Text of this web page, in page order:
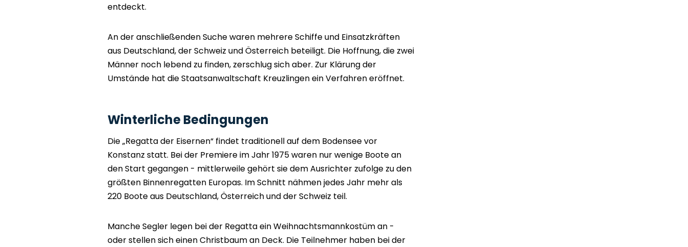
entdeckt.
An der anschließenden Suche waren mehrere Schiffe und Einsatzkräften
aus Deutschland, der Schweiz und Österreich beteiligt. Die Hoffnung, die zwei
Männer noch lebend zu finden, zerschlug sich aber. Zur Klärung der
Umstände hat die Staatsanwaltschaft Kreuzlingen ein Verfahren eröffnet.
Winterliche Bedingungen
Die „Regatta der Eisernen“ findet traditionell auf dem Bodensee vor
Konstanz statt. Bei der Premiere im Jahr 1975 waren nur wenige Boote an
den Start gegangen - mittlerweile gehört sie dem Ausrichter zufolge zu den
größten Binnenregatten Europas. Im Schnitt nähmen jedes Jahr mehr als
220 Boote aus Deutschland, Österreich und der Schweiz teil.
Manche Segler legen bei der Regatta ein Weihnachtsmannkostüm an -
oder stellen sich einen Christbaum an Deck. Die Teilnehmer haben bei der